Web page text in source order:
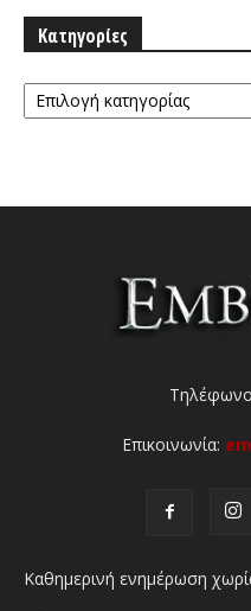
Κατηγορίες
Κατηγορίες
Επικοινωνία:
Καθημερινή ενημέρωση